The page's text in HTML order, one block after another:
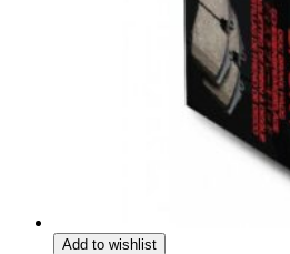
Add to wishlist